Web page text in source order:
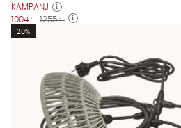
KAMPANJ
1004 :- 1255 :-
20%